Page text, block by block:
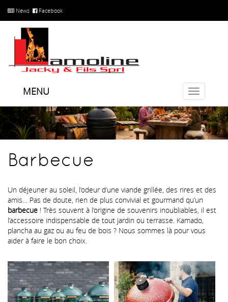
News Facebook
Toggle
MENU
Barbecue
Un déjeuner au soleil, l’odeur d’une viande grillée, des rires et des
amis… Pas de doute, rien de plus convivial et gourmand qu’un
barbecue ! Très souvent à l’origine de souvenirs inoubliables, il est
l’accessoire indispensable de tout jardin ou terrasse. Kamado,
plancha au gaz ou au feu de bois ? Nous sommes là pour vous
aider à faire le bon choix.